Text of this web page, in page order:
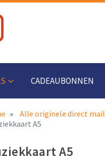
CADEAUBONNEN
Alle originele direct mail
A5
A5